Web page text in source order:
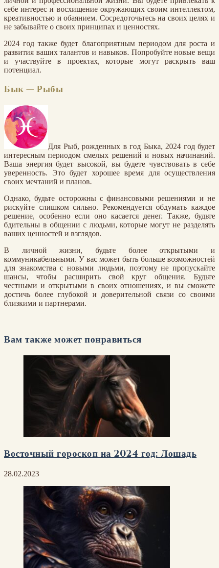
себе интерес и восхищение окружающих своим интеллектом,
креативностью и обаянием. Сосредоточьтесь на своих целях и
не забывайте о своих принципах и ценностях.
2024 год также будет благоприятным периодом для роста и
развития ваших талантов и навыков. Попробуйте новые вещи
и участвуйте в проектах, которые могут раскрыть ваш
потенциал.
Бык — Рыбы
Для Рыб, рожденных в год Быка, 2024 год будет
интересным периодом смелых решений и новых начинаний.
Ваша энергия будет высокой, вы будете чувствовать в себе
уверенность. Это будет хорошее время для осуществления
своих мечтаний и планов.
Однако, будьте осторожны с финансовыми решениями и не
рискуйте слишком сильно. Рекомендуется обдумать каждое
решение, особенно если оно касается денег. Также, будьте
бдительны в общении с людьми, которые могут не разделять
ваших ценностей и взглядов.
В личной жизни, будьте более открытыми и
коммуникабельными. У вас может быть больше возможностей
для знакомства с новыми людьми, поэтому не пропускайте
шансы, чтобы расширить свой круг общения. Будьте
честными и открытыми в своих отношениях, и вы сможете
достичь более глубокой и доверительной связи со своими
близкими и партнерами.
Вам также может понравиться
Восточный гороскоп на 2024 год: Лошадь
28.02.2023